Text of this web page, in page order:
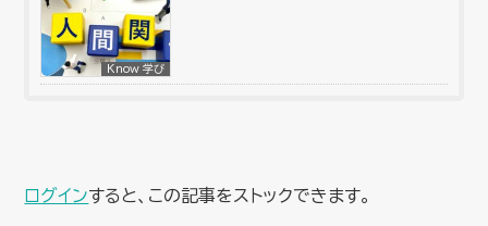
Know 学び
ログインすると、この記事をストックできます。